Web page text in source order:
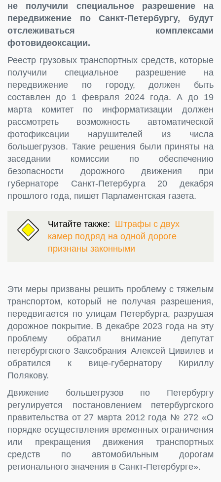
не получили специальное разрешение на
передвижение по Санкт-Петербургу, будут
отслеживаться комплексами
фотовидеоксации.
Реестр грузовых транспортных средств, которые
получили специальное разрешение на
передвижение по городу, должен быть
составлен до 1 февраля 2024 года. А до 19
марта комитет по информатизации должен
рассмотреть возможность автоматической
фотофиксации нарушителей из числа
большегрузов. Такие решения были приняты на
заседании комиссии по обеспечению
безопасности дорожного движения при
губернаторе Санкт-Петербурга 20 декабря
прошлого года, пишет Парламентская газета.
Читайте также: Штрафы с двух
камер подряд на одной дороге
признаны законными
Эти меры призваны решить проблему с тяжелым
транспортом, который не получая разрешения,
передвигается по улицам Петербурга, разрушая
дорожное покрытие. В декабре 2023 года на эту
проблему обратил внимание депутат
петербургского Заксобрания Алексей Цивилев и
обратился к вице-губернатору Кириллу
Полякову.
Движение большегрузов по Петербургу
регулируется постановлением петербургского
правительства от 27 марта 2012 года № 272 «О
порядке осуществления временных ограничения
или прекращения движения транспортных
средств по автомобильным дорогам
регионального значения в Санкт-Петербурге».